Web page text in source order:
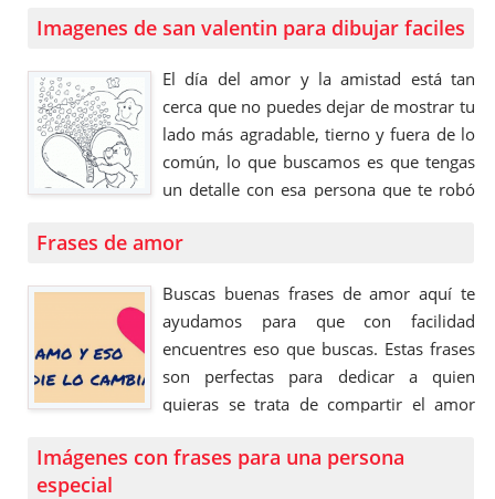
época cristiana de Cuaresma, las familias
iglesia por la mañana y …
Imagenes de san valentin para dibujar faciles
El día del amor y la amistad está tan
cerca que no puedes dejar de mostrar tu
lado más agradable, tierno y fuera de lo
común, lo que buscamos es que tengas
un detalle con esa persona que te robó
para que sigas mostrando todo tu
Frases de amor
Buscas buenas frases de amor aquí te
ayudamos para que con facilidad
encuentres eso que buscas. Estas frases
son perfectas para dedicar a quien
quieras se trata de compartir el amor
es mas que bueno, dar amor es perfecto
Imágenes con frases para una persona
especial